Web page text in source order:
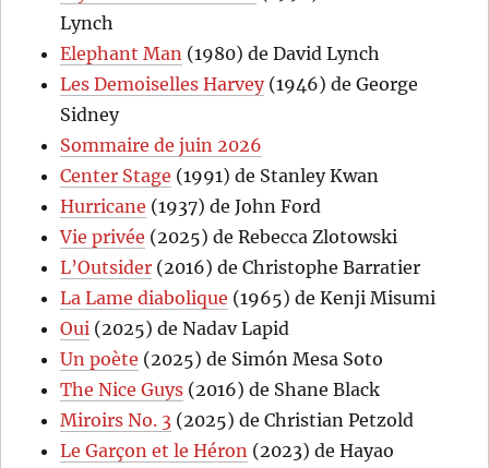
Lynch
Elephant Man (1980) de David Lynch
Les Demoiselles Harvey(1946) de George
Sidney
Sommaire de juin 2026
Center Stage (1991) de Stanley Kwan
Hurricane (1937) de John Ford
Vie privée (2025) de Rebecca Zlotowski
L’Outsider (2016) de Christophe Barratier
La Lame diabolique (1965) de Kenji Misumi
Oui (2025) de Nadav Lapid
Un poète (2025) de Simón Mesa Soto
The Nice Guys (2016) de Shane Black
Miroirs No. 3 (2025) de Christian Petzold
Le Garçon et le Héron (2023) de Hayao